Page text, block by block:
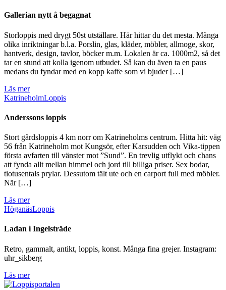
Gallerian nytt å begagnat
Storloppis med drygt 50st utställare. Här hittar du det mesta. Många
olika inriktningar b.l.a. Porslin, glas, kläder, möbler, allmoge, skor,
hantverk, design, tavlor, böcker m.m. Lokalen är ca. 1000m2, så det
tar en stund att kolla igenom utbudet. Så kan du även ta en paus
medans du fyndar med en kopp kaffe som vi bjuder […]
Läs mer
KatrineholmLoppis
Anderssons loppis
Stort gårdsloppis 4 km norr om Katrineholms centrum. Hitta hit: väg
56 från Katrineholm mot Kungsör, efter Karsudden och Vika-tippen
första avfarten till vänster mot ”Sund”. En trevlig utflykt och chans
att fynda allt mellan himmel och jord till billiga priser. Sex bodar,
tiotusentals prylar. Dessutom tält ute och en carport full med möbler.
När […]
Läs mer
HöganäsLoppis
Ladan i Ingelsträde
Retro, gammalt, antikt, loppis, konst. Många fina grejer. Instagram:
uhr_sikberg
Läs mer